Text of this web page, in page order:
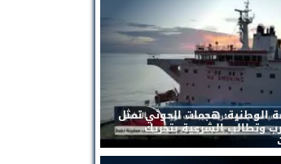
الوطنية: هجمات الحوثي تمثل
وتطالب الشرعية بتحريك